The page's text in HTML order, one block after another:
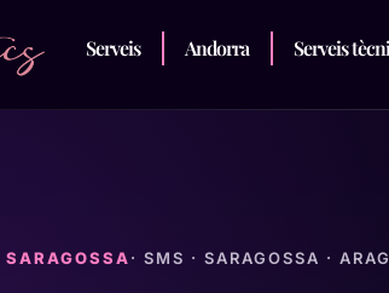
Serveis Andorra Serveis
· SMS · SARAGOSSA ·